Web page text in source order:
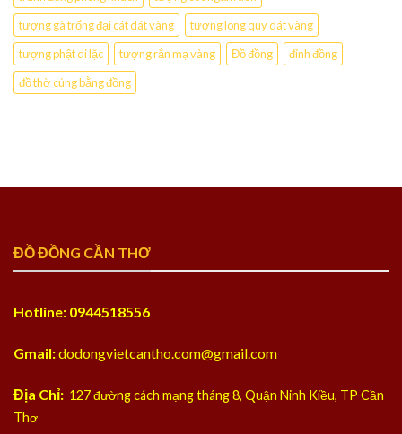
tượng gà trống đại cát dát vàng
tượng long quy dát vàng
tượng phật di lặc
tượng rắn mạ vàng Đồ đồng
đỉnh đồng
đồ thờ cúng bằng đồng
ĐỒ ĐỒNG CẦN THƠ
Hotline: 0944518556
Gmail:dodongvietcantho.com@gmail.com
Địa Chỉ: 127 đường cách mạng tháng 8, Quận Ninh Kiều, TP Cần
Thơ